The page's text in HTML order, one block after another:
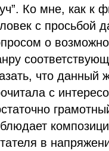
Ко мне, как к
с просьбой
о
что данный
с
в